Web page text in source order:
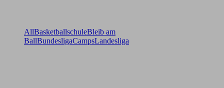
AllBasketballschuleBleib am
BallBundesligaCampsLandesliga